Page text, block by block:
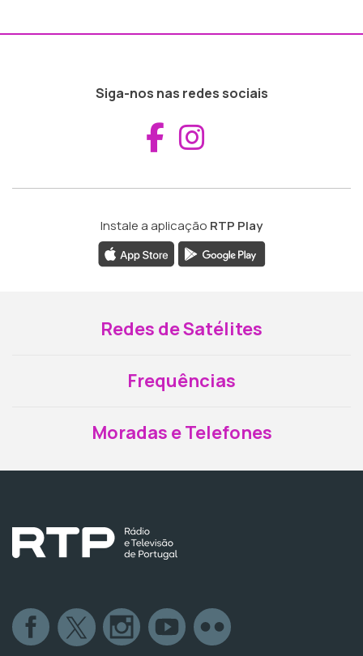
Siga-nos nas redes sociais
Aceder ao
Instale a aplicação RTP Play
Redes de Satélites
Frequências
Moradas e Telefones